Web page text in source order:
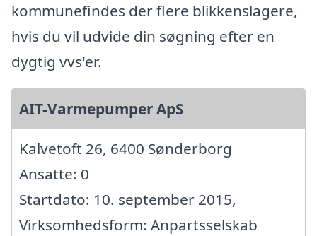
kommunefindes der flere blikkenslagere,
hvis du vil udvide din søgning efter en
dygtig vvs'er.
AIT-Varmepumper ApS
Kalvetoft 26, 6400 Sønderborg
Ansatte: 0
Startdato: 10. september 2015,
Virksomhedsform: Anpartsselskab